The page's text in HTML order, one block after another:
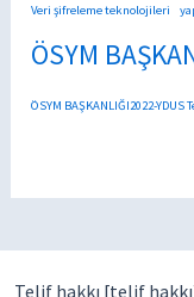
Veri şifreleme teknolojileri
ÖSYM
ÖSYM BAŞKANLIĞI2022-
Telif hakkı [telif